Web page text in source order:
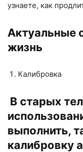
узнаете, как
Актуальные
жизнь
Калибровка
В старых
выполнить,
калибровку